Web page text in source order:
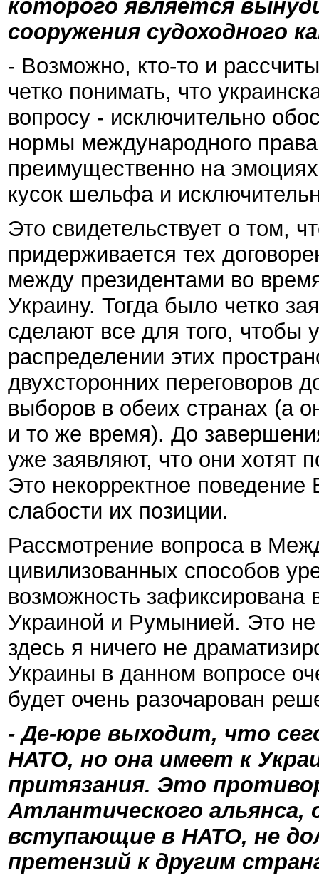
которого является
сооружения судоходного
- Возможно, кто-то и
четко понимать, что
вопросу - исключительно
нормы международного
преимущественно на
кусок шельфа и
Это свидетельствует о том,
придерживается тех
между президентами во
Украину. Тогда было четко
сделают все для того, чтобы
распределении этих
двухсторонних переговоров
выборов в обеих странах (а
и то же время). До
уже заявляют, что они хотят
Это некорректное поведение
слабости их позиции.
Рассмотрение вопроса в
цивилизованных способов
возможность
Украиной и Румынией. Это
здесь я ничего не
Украины в данном вопросе
будет очень разочарован
- Де-юре выходит, что
НАТО, но она имеет к
притязания. Это
Атлантического
вступающие в НАТО, не
претензий к другим